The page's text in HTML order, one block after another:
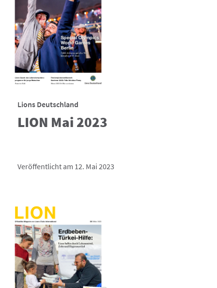
Lions Deutschland
LION Mai 2023
Veröffentlicht am 12. Mai 2023